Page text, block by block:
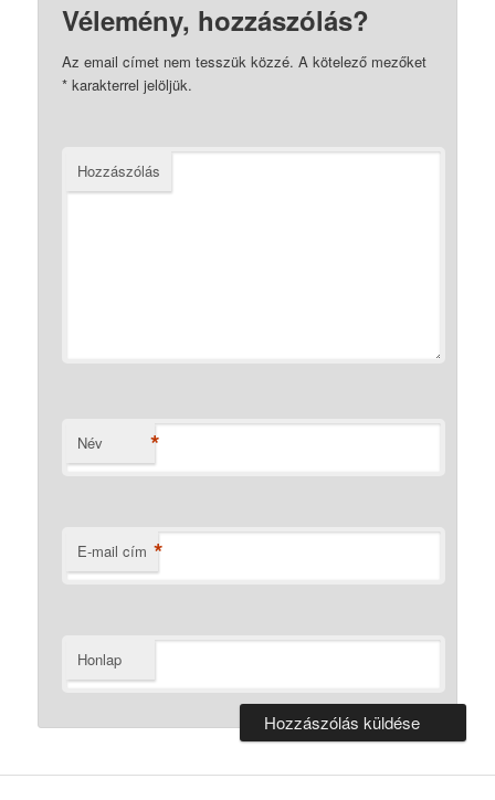
Vélemény, hozzászólás?
Az email címet nem tesszük közzé. A kötelező mezőket
* karakterrel jelöljük.
Hozzászólás
Név *
E-mail cím *
Honlap